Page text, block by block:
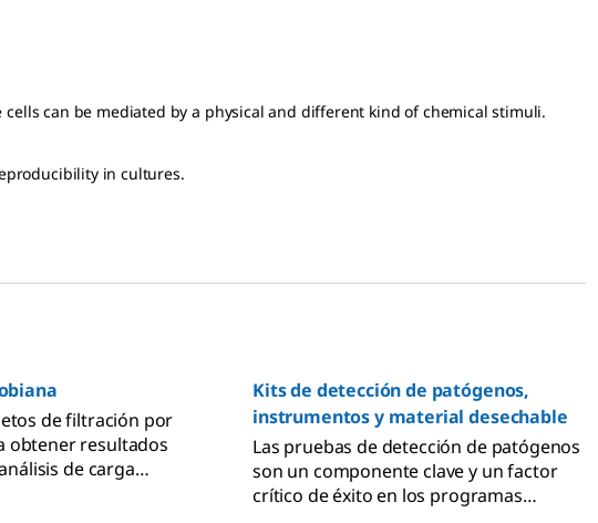
can be mediated by a physical and different kind of chemical stimuli.
in cultures.
de filtración por
obtener resultados
de carga
Kits de detección de patógenos,
instrumentos y material desechable
Las pruebas de detección de patógenos
son un componente clave y un factor
crítico de éxito en los programas